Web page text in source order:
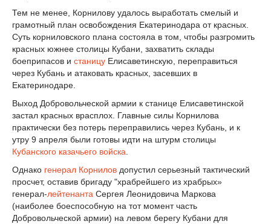
Тем не менее, Корнилову удалось выработать смелый и
грамотный план освобождения Екатеринодара от красных.
Суть корниловского плана состояла в том, чтобы разгромить
красных южнее столицы Кубани, захватить склады
боеприпасов и станицу Елисаветинскую, переправиться
через Кубань и атаковать красных, засевших в
Екатеринодаре.
Выход Добровольческой армии к станице Елисаветинской
застал красных врасплох. Главные силы Корнилова
практически без потерь переправились через Кубань, и к
утру 9 апреля были готовы идти на штурм столицы
Кубанского казачьего войска
Однако генерал Корнилов допустил серьезный тактический
просчет, оставив бригаду "храбрейшего из храбрых»
генерал-лейтенанта Сергея Леонидовича Маркова
(наиболее боеспособную на тот момент часть
Добровольческой армии) на левом берегу Кубани для